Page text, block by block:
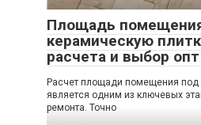
Площадь
керамическую
расчета и выбор опт
Расчет площади помещения под
является одним из ключевых
ремонта. Точно